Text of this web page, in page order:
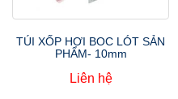
TÚI XỐP HƠI BOC LÓT SẢN
PHẨM- 10mm
Liên hệ